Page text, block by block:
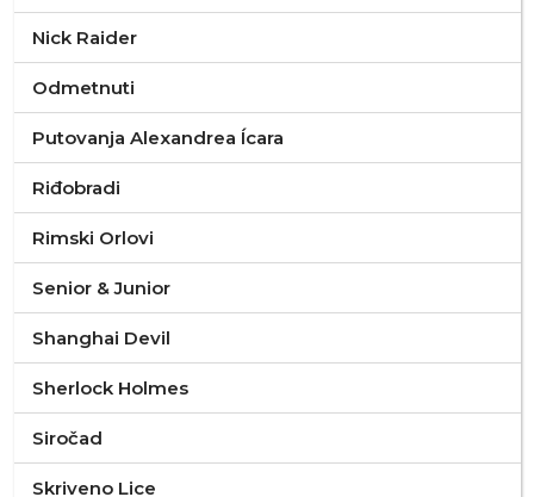
Nick Raider
Odmetnuti
Putovanja Alexandrea Ícara
Riđobradi
Rimski Orlovi
Senior & Junior
Shanghai Devil
Sherlock Holmes
Siročad
Skriveno Lice